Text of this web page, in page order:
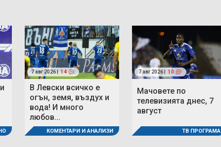
7 авг 2026 | 14
В Левски всичко е
огън, земя, въздух и
вода! И много
любов...
КОМЕНТАРИ И АНАЛИЗИ
7 авг 2026 | 10
Мачовете по
телевизията днес, 7
август
ТВ ПРОГРАМА